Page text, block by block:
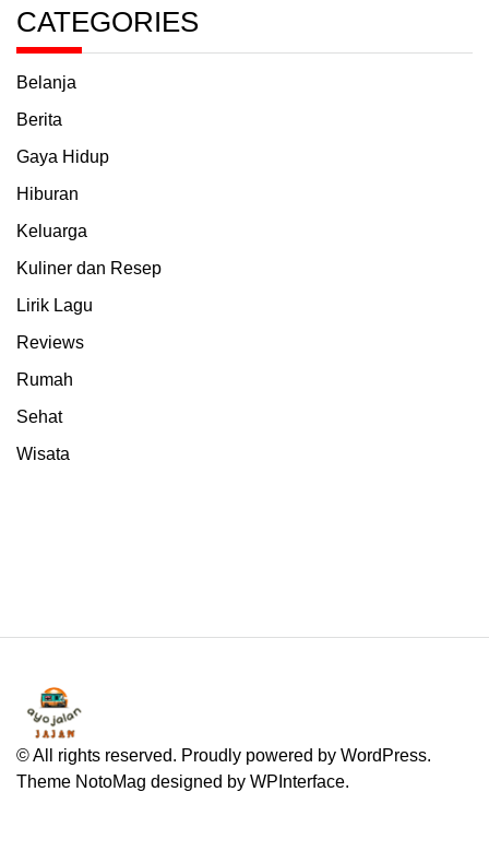
CATEGORIES
Belanja
Berita
Gaya Hidup
Hiburan
Keluarga
Kuliner dan Resep
Lirik Lagu
Reviews
Rumah
Sehat
Wisata
© All rights reserved. Proudly powered by WordPress.
Theme NotoMag designed by WPInterface.